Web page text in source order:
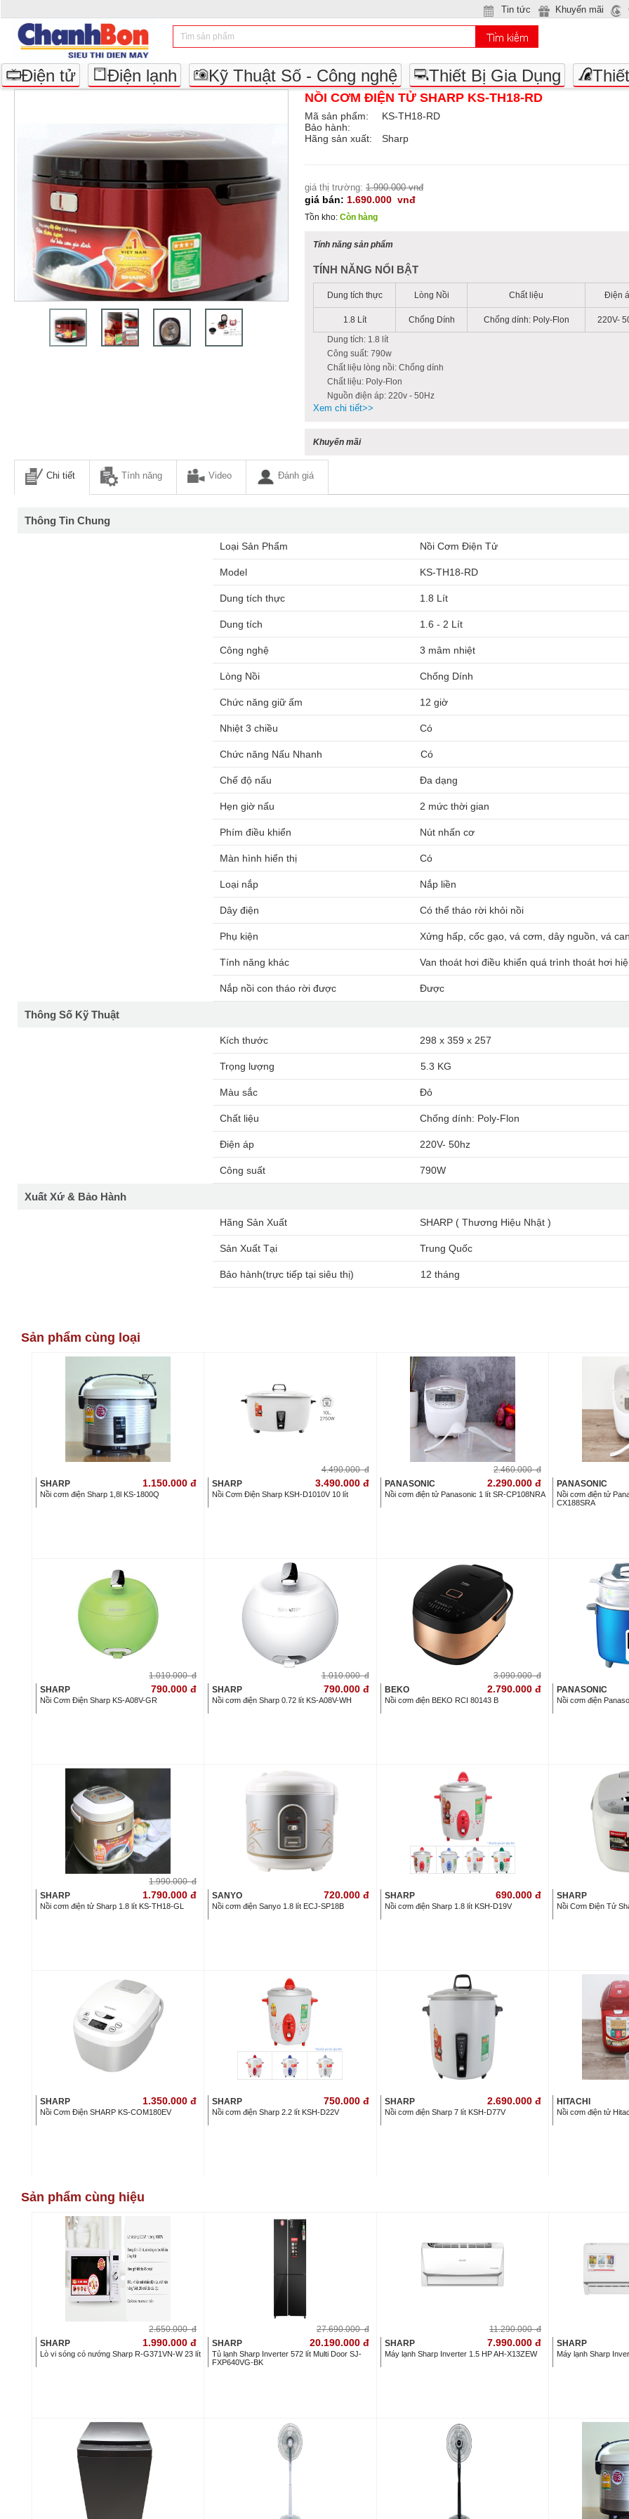
Tin tức Khuyến mãi
Điện tử Điện lạnh Kỹ Thuật Số - Công nghệ Thiết Bị Gia Dụng
NỒI CƠM ĐIỆN TỬ SHARP KS-TH18-RD
Mã sản phẩm:
KS-TH18-RD
Bảo hành:
Hãng sản xuất:
Sharp
giá thị trường: 1.990.000 vnđ
giá bán: 1.690.000 vnđ
Tồn kho: Còn hàng
Tính năng sản phẩm
TÍNH NĂNG NỔI BẬT
Dung tích thực Lòng Nồi Chất liệu Điện
1.8 Lít Chống Dính Chống dính: Poly-Flon
220V-
Dung tích: 1.8 lít
Công suất: 790w
Chất liệu lòng nồi: Chống dính
Chất liệu: Poly-Flon
Nguồn điện áp: 220v - 50Hz
Xem chi tiết>>
Khuyến mãi
Chi tiết Tính năng Video Đánh giá
Thông Tin Chung
Loại Sản Phẩm Nồi Cơm Điện Tử
Model KS-TH18-RD
Dung tích thực 1.8 Lít
Dung tích 1.6 - 2 Lít
Công nghệ 3 mâm nhiệt
Lòng Nồi Chống Dính
Chức năng giữ ấm 12 giờ
Nhiệt 3 chiều Có
Chức năng Nấu Nhanh Có
Chế độ nấu Đa dạng
Hẹn giờ nấu 2 mức thời gian
Phím điều khiển Nút nhấn cơ
Màn hình hiển thị Có
Loại nắp Nắp liền
Dây điện Có thể tháo rời khỏi nồi
Phụ kiện Xửng hấp, cốc gạo, vá cơm, dây nguồn, vá
Tính năng khác Van thoát hơi điều khiển quá trình thoát hơi
Nắp nồi con tháo rời được Được
Thông Số Kỹ Thuật
Kích thước 298 x 359 x 257
Trọng lượng 5.3 KG
Màu sắc Đỏ
Chất liệu Chống dính: Poly-Flon
Điện áp 220V- 50hz
Công suất 790W
Xuất Xứ & Bảo Hành
Hãng Sản Xuất SHARP ( Thương Hiệu Nhật )
Sản Xuất Tại Trung Quốc
Bảo hành(trực tiếp tại siêu thị) 12 tháng
Sản phẩm cùng loại
SHARP 1.150.000 đ
Nồi cơm điện Sharp 1,8l KS-1800Q
4.490.000 đ
SHARP
3.490.000 đ
Nồi Cơm Điện Sharp KSH-D1010V 10 lít
2.460.000 đ
PANASONIC
2.290.000 đ
Nồi cơm điện tử Panasonic 1 lít SR-CP108NRA
PANASONIC
Nồi cơm điện tử
CX188SRA
1.010.000 đ
SHARP
790.000 đ
Nồi Cơm Điện Sharp KS-A08V-GR
1.010.000 đ
SHARP
790.000 đ
Nồi cơm điện Sharp 0.72 lít KS-A08V-WH
3.090.000 đ
BEKO
2.790.000 đ
Nồi cơm điện BEKO RCI 80143 B
PANASONIC
Nồi cơm điện
1.990.000 đ
SHARP
1.790.000 đ
Nồi cơm điện tử Sharp 1.8 lít KS-TH18-GL
SANYO 720.000 đ
Nồi cơm điện Sanyo 1.8 lít ECJ-SP18B
SHARP 690.000 đ
Nồi cơm điện Sharp 1.8 lít KSH-D19V
SHARP
Nồi Cơm Điện Tử
SHARP 1.350.000 đ
Nồi Cơm Điện SHARP KS-COM180EV
SHARP 750.000 đ
Nồi cơm điện Sharp 2.2 lít KSH-D22V
SHARP 2.690.000 đ
Nồi cơm điện Sharp 7 lít KSH-D77V
HITACHI
Nồi cơm điện tử
Sản phẩm cùng hiệu
2.650.000 đ
SHARP
1.990.000 đ
Lò vi sóng có nướng Sharp R-G371VN-W 23 lít
27.690.000 đ
SHARP
20.190.000 đ
Tủ lạnh Sharp Inverter 572 lít Multi Door SJ-
FXP640VG-BK
11.290.000 đ
SHARP
7.990.000 đ
Máy lạnh Sharp Inverter 1.5 HP AH-X13ZEW
SHARP
Máy lạnh Sharp